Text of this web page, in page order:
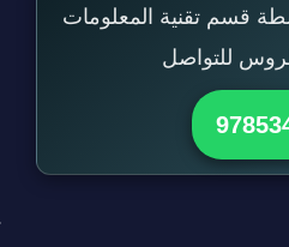
قسم تقنية المعلومات
للتواصل